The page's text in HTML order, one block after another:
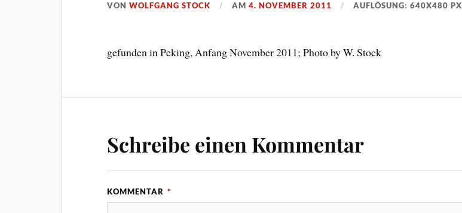
VONWOLFGANG STOCK AM4. NOVEMBER 2011 AUFLÖSUNG: 640X480 PX
gefunden in Peking, Anfang November 2011; Photo by W. Stock
Schreibe einen Kommentar
KOMMENTAR *